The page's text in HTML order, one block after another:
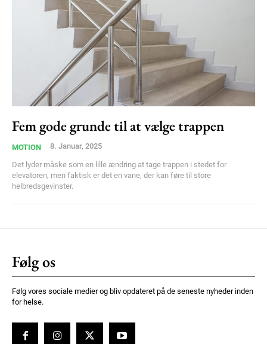
Gratis / forever
Etiam est nibh, lobortis sit
Praesent euismod ac
Ut mollis pellentesque tortor
Nullam eu erat condimentum
Orci varius natoque dolor
100DKK
Fem gode grunde til at vælge trappen
MOTION 8. Januar, 2025
Det lyder måske som en lille ændring at tage trappen i stedet for
elevatoren, men faktisk er det en vane, der kan føre til store
helbredsgevinster.
Følg os
Følg vores sociale medier og bliv opdateret på de seneste nyheder inden
for helse.